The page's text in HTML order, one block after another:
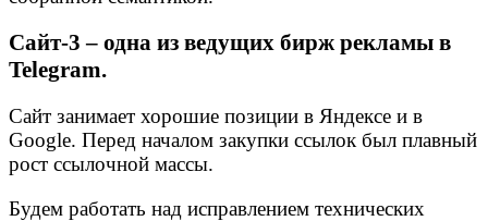
Сайт-3 – одна из ведущих бирж рекламы в
Telegram.
Сайт занимает хорошие позиции в Яндексе и в
Google. Перед началом закупки ссылок был плавный
рост ссылочной массы.
Будем работать над исправлением технических